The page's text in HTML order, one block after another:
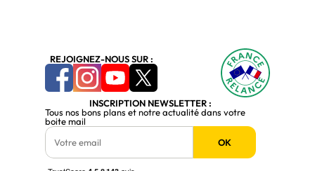
REJOIGNEZ-NOUS SUR :
INSCRIPTION NEWSLETTER :
Tous nos bons plans et notre actualité dans votre
boite mail
OK